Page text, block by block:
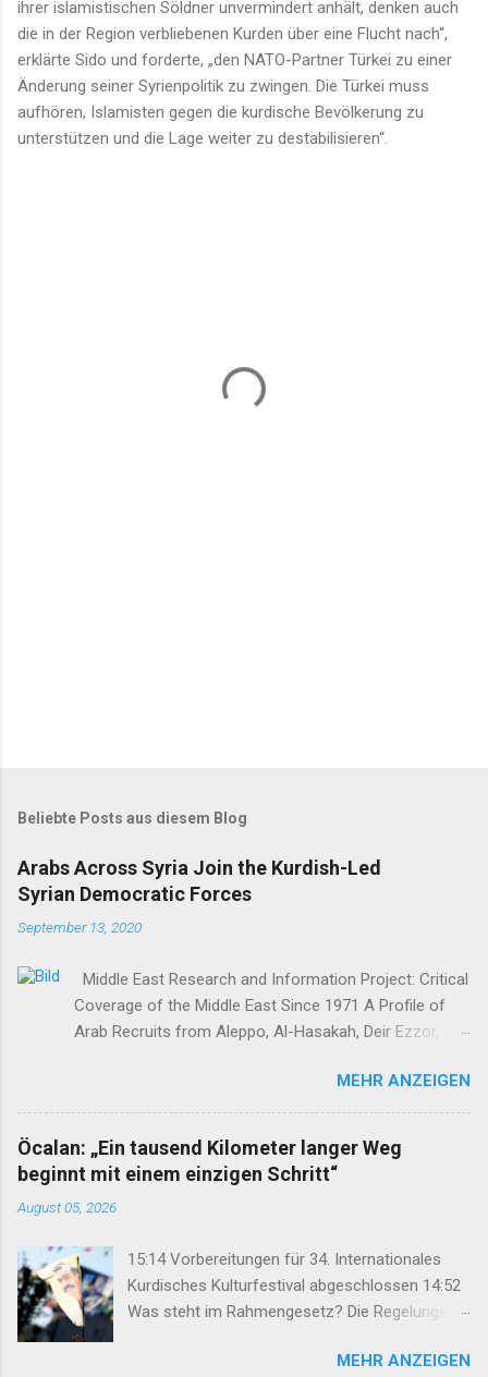
ihrer islamistischen Söldner unvermindert anhält, denken auch
die in der Region verbliebenen Kurden über eine Flucht nach“,
erklärte Sido und forderte, „den NATO-Partner Türkei zu einer
Änderung seiner Syrienpolitik zu zwingen. Die Türkei muss
aufhören, Islamisten gegen die kurdische Bevölkerung zu
unterstützen und die Lage weiter zu destabilisieren“.
Beliebte Posts aus diesem Blog
Arabs Across Syria Join the Kurdish-Led
Syrian Democratic Forces
September 13, 2020
Middle East Research and Information Project: Critical
Coverage of the Middle East Since 1971 A Profile of
Arab Recruits from Aleppo, Al-Hasakah, Deir Ezzor,
Austin Holmes In: 295 (Summer 2020) I n 2012, as the
so-called Arab Spring protests in Damascus and
elsewhere in Syria descended into a brutal civil war,
President Bashar al-Asad withdrew his forces from
northern Syria to turn their guns on rebels in the south.
Into the vacuum stepped the Democratic Union Party
wing, the People’s Protection Units (Yekîneyên
Parastina Gel, or YPG)—which set up a rudimentary
Autonomous Administration in three cantons: Afrin,
Kobane and Jazira. Surrounded by enemies, the three
cantons that declared self-rule were not even
MEHR ANZEIGEN
Öcalan: „Ein tausend Kilometer langer Weg
beginnt mit einem einzigen Schritt“
August 05, 2026
15:14 Vorbereitungen für 34. Internationales
Kurdisches Kulturfestival abgeschlossen 14:52
Was steht im Rahmengesetz? Die Regelungen
Keimzelle des Demokratisierungsprozesses
MEHR ANZEIGEN